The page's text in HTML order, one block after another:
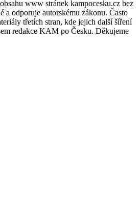
www stránek kampocesku.cz bez
a odporuje autorskému zákonu. Často
třetích stran, kde jejich další šíření
redakce KAM po Česku. Děkujeme